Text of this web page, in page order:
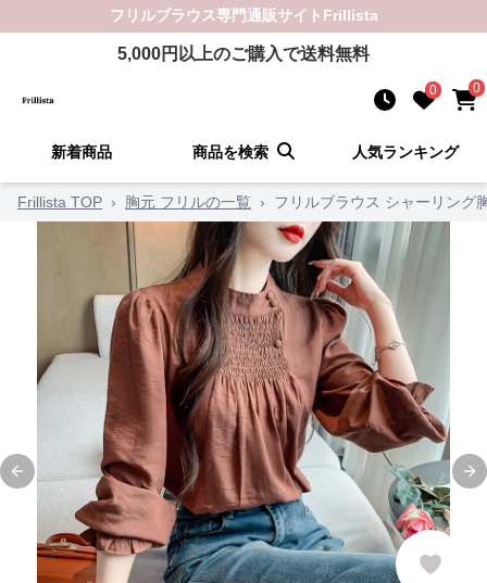
フリルブラウス専門通販サイト Frillista
5,000円以上のご購入で送料無料
0 0
新着商品 商品を検索 人気ランキング
Frillista TOP › 胸元 フリルの一覧 › フリルブラウス シャーリング
Previous slide